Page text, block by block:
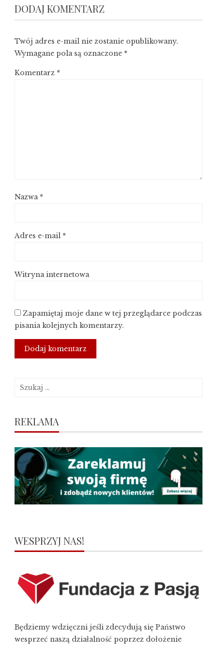
DODAJ KOMENTARZ
Twój adres e-mail nie zostanie opublikowany.
Wymagane pola są oznaczone *
Komentarz *
Nazwa *
Adres e-mail *
Witryna internetowa
Zapamiętaj moje dane w tej przeglądarce podczas
pisania kolejnych komentarzy.
Szukaj:
REKLAMA
WESPRZYJ NAS!
Będziemy wdzięczni jeśli zdecydują się Państwo
wesprzeć naszą działalność poprzez dołożenie